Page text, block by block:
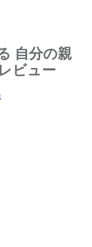
自分の親
ビュー